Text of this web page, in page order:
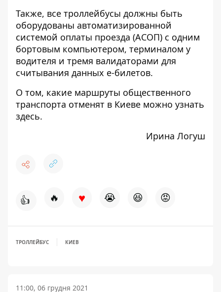
Также, все троллейбусы должны быть
оборудованы автоматизированной
системой оплаты проезда (АСОП) с одним
бортовым компьютером, терминалом у
водителя и тремя валидаторами для
считывания данных е-билетов.
О том, какие маршруты общественного
транспорта отменят в Киеве можно узнать
здесь.
Ирина Логуш
👍 🔥 ♥ 😭 😆 😡
ТРОЛЛЕЙБУС КИЕВ
11:00, 06 грудня 2021